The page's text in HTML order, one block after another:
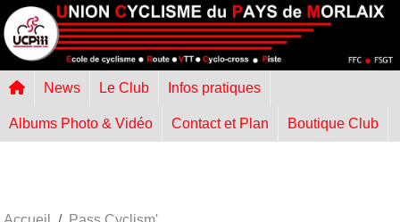
News Le Club Infos pratiques
Albums Photo & Vidéo Contact et Plan Boutique Club
Panneau de gestion des cookies